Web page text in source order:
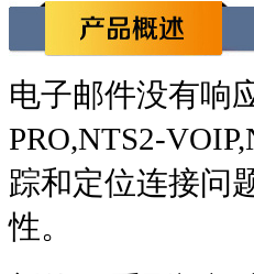
电子邮件没有响
PRO,NTS2-
踪和定位连接问
性。